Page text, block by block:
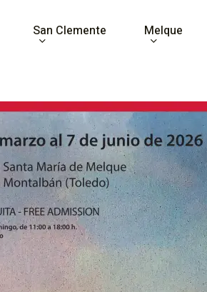
San Clemente Melque